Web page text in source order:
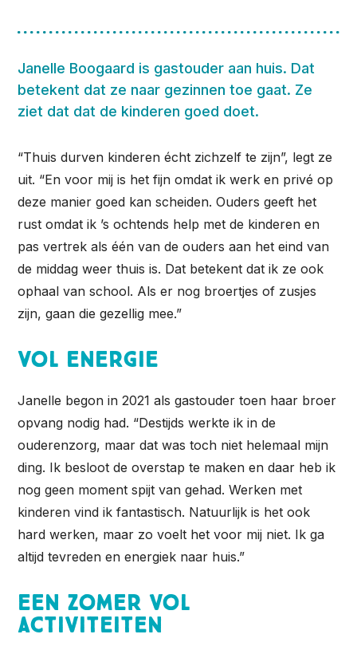
Janelle Boogaard is gastouder aan huis. Dat
betekent dat ze naar gezinnen toe gaat. Ze
ziet dat dat de kinderen goed doet.
“Thuis durven kinderen écht zichzelf te zijn”, legt ze
uit. “En voor mij is het fijn omdat ik werk en privé op
deze manier goed kan scheiden. Ouders geeft het
rust omdat ik ’s ochtends help met de kinderen en
pas vertrek als één van de ouders aan het eind van
de middag weer thuis is. Dat betekent dat ik ze ook
ophaal van school. Als er nog broertjes of zusjes
zijn, gaan die gezellig mee.”
Vol energie
Janelle begon in 2021 als gastouder toen haar broer
opvang nodig had. “Destijds werkte ik in de
ouderenzorg, maar dat was toch niet helemaal mijn
ding. Ik besloot de overstap te maken en daar heb ik
nog geen moment spijt van gehad. Werken met
kinderen vind ik fantastisch. Natuurlijk is het ook
hard werken, maar zo voelt het voor mij niet. Ik ga
altijd tevreden en energiek naar huis.”
Een zomer vol
activiteiten